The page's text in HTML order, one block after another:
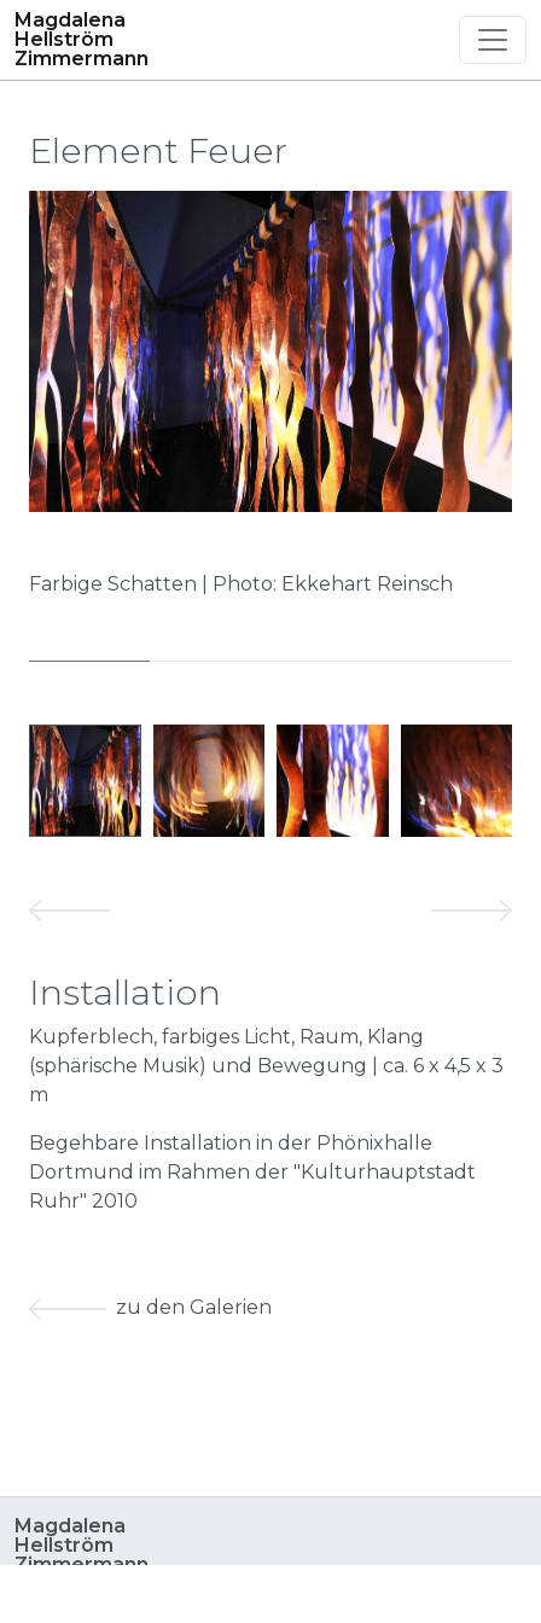
Magdalena
Hellström
Zimmermann
Element Feuer
Farbige Schatten | Photo: Ekkehart Reinsch
Installation
Kupferblech, farbiges Licht, Raum, Klang
(sphärische Musik) und Bewegung | ca. 6 x 4,5 x 3
m
Begehbare Installation in der Phönixhalle
Dortmund im Rahmen der "Kulturhauptstadt
Ruhr" 2010
zu den Galerien
Magdalena
Hellström
Zimmermann